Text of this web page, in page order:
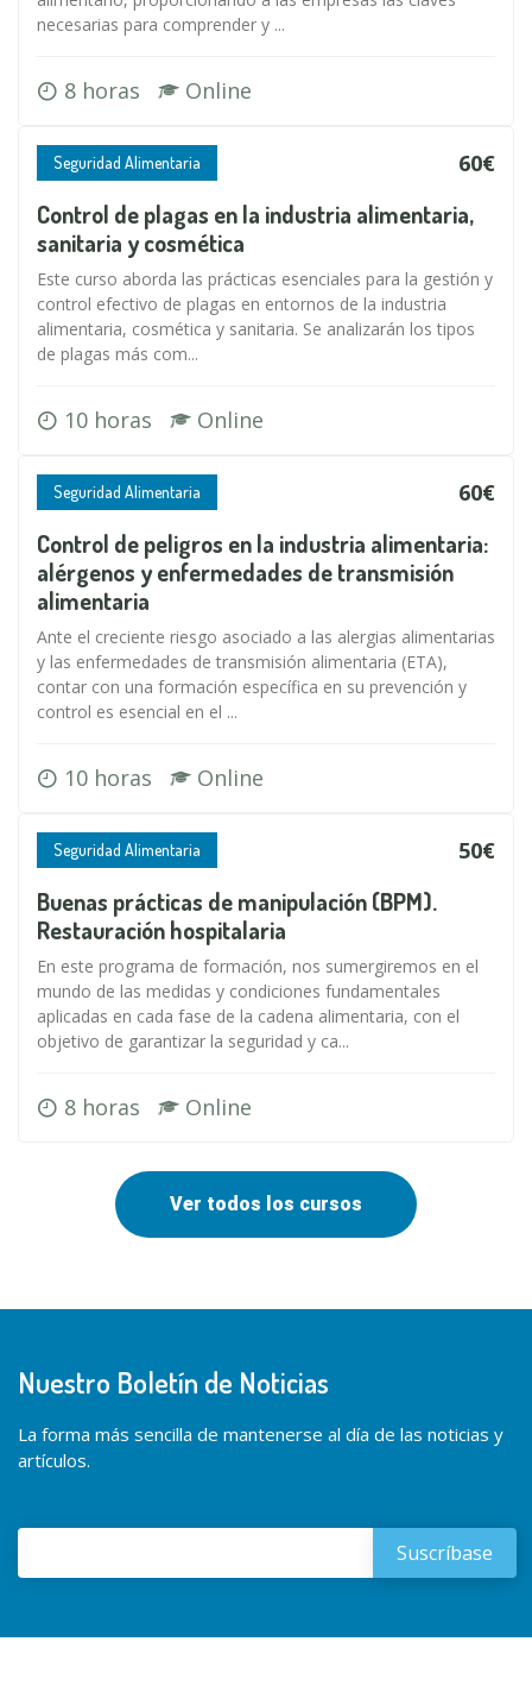
necesarias para comprender y ...
8 horas Online
Seguridad Alimentaria 60€
Control de plagas en la industria alimentaria,
sanitaria y cosmética
Este curso aborda las prácticas esenciales para la gestión y
control efectivo de plagas en entornos de la industria
alimentaria, cosmética y sanitaria. Se analizarán los tipos
de plagas más com...
10 horas Online
Seguridad Alimentaria 60€
Control de peligros en la industria alimentaria:
alérgenos y enfermedades de transmisión
alimentaria
Ante el creciente riesgo asociado a las alergias alimentarias
y las enfermedades de transmisión alimentaria (ETA),
contar con una formación específica en su prevención y
control es esencial en el ...
10 horas Online
Seguridad Alimentaria 50€
Buenas prácticas de manipulación (BPM).
Restauración hospitalaria
En este programa de formación, nos sumergiremos en el
mundo de las medidas y condiciones fundamentales
aplicadas en cada fase de la cadena alimentaria, con el
objetivo de garantizar la seguridad y ca...
8 horas Online
Ver todos los cursos
Nuestro Boletín de Noticias
La forma más sencilla de mantenerse al día de las noticias y
artículos.